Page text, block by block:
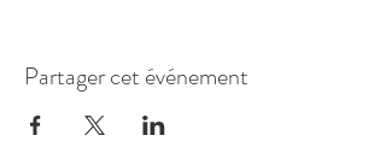
Partager cet événement